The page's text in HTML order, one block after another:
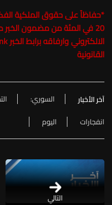
*حفاظاً على حقوق الملكية
القانونية
آخر الأخبار السوري:
انفجارات
اليوم
التالي